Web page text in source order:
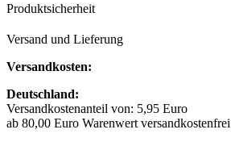
Produktsicherheit
Versand und Lieferung
Versandkosten:
Deutschland:
Versandkostenanteil von: 5,95 Euro
ab 80,00 Euro Warenwert versandkostenfrei